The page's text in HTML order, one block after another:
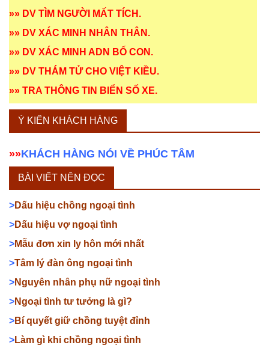
»» DV TÌM NGƯỜI MẤT TÍCH .
»» DV XÁC MINH NHÂN THÂN .
»» DV XÁC MINH ADN BỐ CON .
»» DV THÁM TỬ CHO VIỆT KIỀU.
»» TRA THÔNG TIN BIỂN SỐ XE.
Ý KIẾN KHÁCH HÀNG
»»KHÁCH HÀNG NÓI VỀ PHÚC TÂM
BÀI VIẾT NÊN ĐỌC
>Dấu hiệu chồng ngoại tình
>Dấu hiệu vợ ngoại tình
>Mẫu đơn xin ly hôn mới nhất
>Tâm lý đàn ông ngoại tình
>Nguyên nhân phụ nữ ngoại tình
>Ngoại tình tư tưởng là gì?
>Bí quyết giữ chồng tuyệt đỉnh
>Làm gì khi chồng ngoại tình